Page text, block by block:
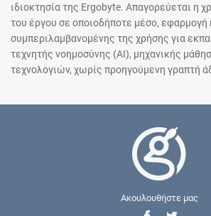
ιδιοκτησία της Ergobyte. Απαγορεύεται η
του έργου σε οποιοδήποτε μέσο, εφαρμογή
συμπεριλαμβανομένης της χρήσης για
τεχνητής νοημοσύνης (AI), μηχανικής
τεχνολογιών, χωρίς προηγούμενη γραπτή
Ακουλουθήστε μας